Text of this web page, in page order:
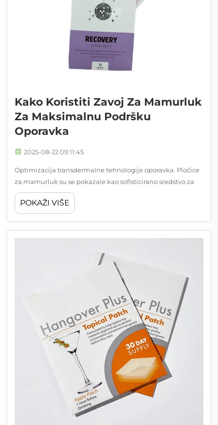
Kako Koristiti Zavoj Za Mamurluk
Za Maksimalnu Podršku
Oporavka
2025-08-22 09:11:45
Optimizacija transdermalne tehnologije oporavka. Pločice
za mamurluk su se pokazale kao sofisticirano sredstvo za
ublažavanje posljedica alkohola kada se pravilno koriste.
Ovi inovativni lepi proizvodi pažljivo uravnoteženo
POKAŽI VIŠE